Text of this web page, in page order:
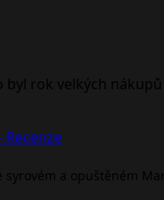
rok velkých
a opuštěném